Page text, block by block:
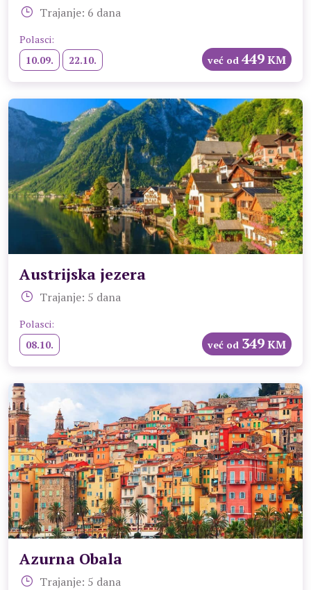
Trajanje: 6 dana
Polasci:
10.09.
22.10. već od 449KM
Austrijska jezera
Trajanje: 5 dana
Polasci:
08.10.
već od 349KM
Azurna Obala
Trajanje: 5 dana